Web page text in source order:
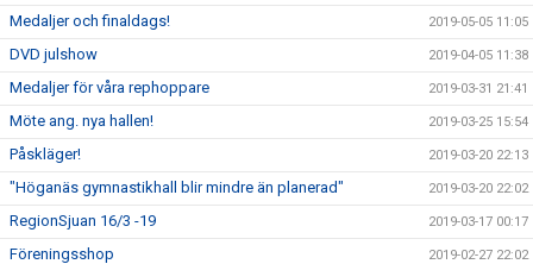
Medaljer och finaldags! 2019-05-05 11:05
DVD julshow 2019-04-05 11:38
Medaljer för våra rephoppare 2019-03-31 21:41
Möte ang. nya hallen! 2019-03-25 15:54
Påskläger! 2019-03-20 22:13
"Höganäs gymnastikhall blir mindre än planerad" 2019-03-20 22:02
RegionSjuan 16/3 -19 2019-03-17 00:17
Föreningsshop 2019-02-27 22:02